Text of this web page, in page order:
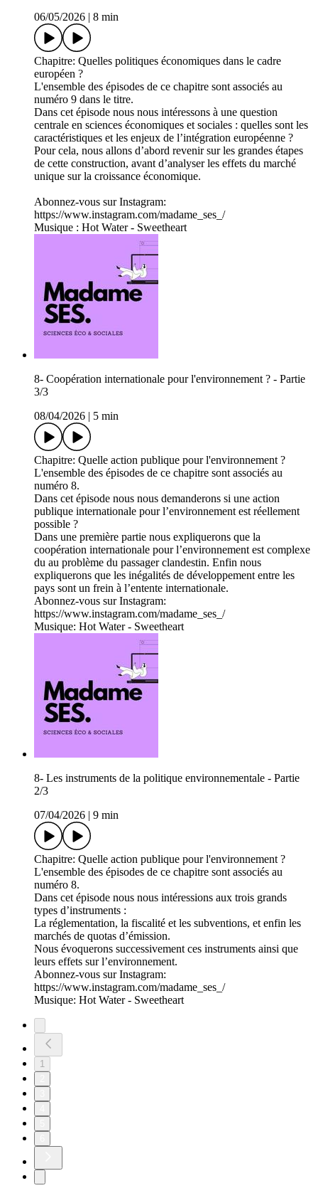
06/05/2026
8 min
Chapitre: Quelles politiques économiques dans le cadre
européen ?
L'ensemble des épisodes de ce chapitre sont associés au
numéro 9 dans le titre.
Dans cet épisode nous nous intéressons à une question
centrale en sciences économiques et sociales : quelles sont les
caractéristiques et les enjeux de l’intégration européenne ?
Pour cela, nous allons d’abord revenir sur les grandes étapes
de cette construction, avant d’analyser les effets du marché
unique sur la croissance économique.
Abonnez-vous sur Instagram:
https://www.instagram.com/madame_ses_/
Musique : Hot Water - Sweetheart
8- Coopération internationale pour l'environnement ? - Partie
3/3
08/04/2026
5 min
Chapitre: Quelle action publique pour l'environnement ?
L'ensemble des épisodes de ce chapitre sont associés au
numéro 8.
Dans cet épisode nous nous demanderons si une action
publique internationale pour l’environnement est réellement
possible ?
Dans une première partie nous expliquerons que la
coopération internationale pour l’environnement est complexe
du au problème du passager clandestin. Enfin nous
expliquerons que les inégalités de développement entre les
pays sont un frein à l’entente internationale.
Abonnez-vous sur Instagram:
https://www.instagram.com/madame_ses_/
Musique: Hot Water - Sweetheart
8- Les instruments de la politique environnementale - Partie
2/3
07/04/2026
9 min
Chapitre: Quelle action publique pour l'environnement ?
L'ensemble des épisodes de ce chapitre sont associés au
numéro 8.
Dans cet épisode nous nous intéressions aux trois grands
types d’instruments :
La réglementation, la fiscalité et les subventions, et enfin les
marchés de quotas d’émission.
Nous évoquerons successivement ces instruments ainsi que
leurs effets sur l’environnement.
Abonnez-vous sur Instagram:
https://www.instagram.com/madame_ses_/
Musique: Hot Water - Sweetheart
1